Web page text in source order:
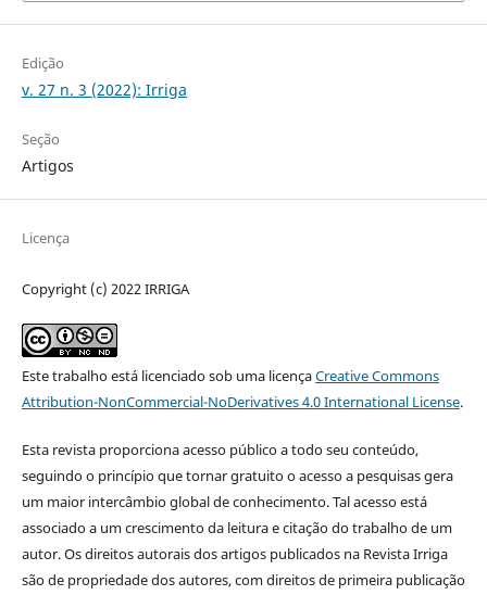
Edição
v. 27 n. 3 (2022): Irriga
Seção
Artigos
Licença
Copyright (c) 2022 IRRIGA
Este trabalho está licenciado sob uma licençaCreative Commons
Attribution-NonCommercial-NoDerivatives 4.0 International License.
Esta revista proporciona acesso público a todo seu conteúdo,
seguindo o princípio que tornar gratuito o acesso a pesquisas gera
um maior intercâmbio global de conhecimento. Tal acesso está
associado a um crescimento da leitura e citação do trabalho de um
autor. Os direitos autorais dos artigos publicados na Revista Irriga
são de propriedade dos autores, com direitos de primeira publicação